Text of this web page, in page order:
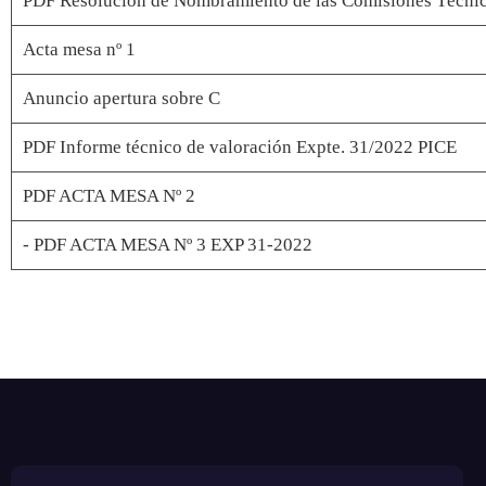
Acta mesa nº 1
Anuncio apertura sobre C
PDF Informe técnico de valoración Expte. 31/2022 PICE
PDF ACTA MESA Nº 2
- PDF ACTA MESA Nº 3 EXP 31-2022